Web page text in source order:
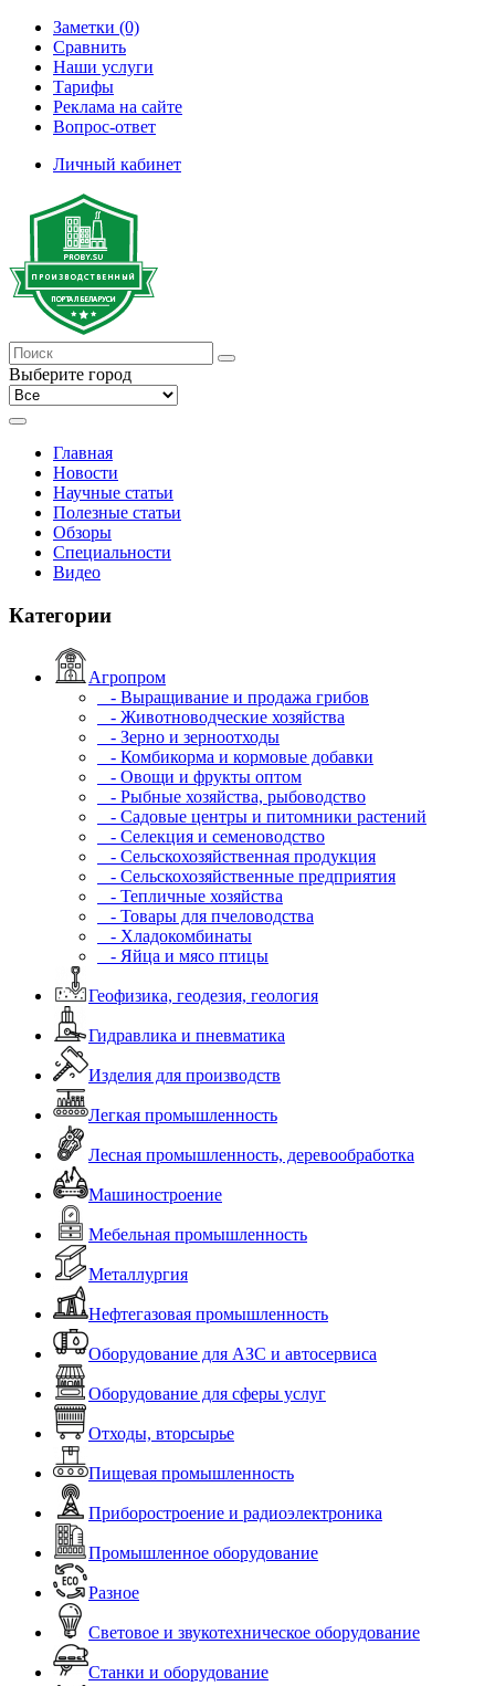
Заметки (0)
Сравнить
Наши услуги
Тарифы
Реклама на сайте
Вопрос-ответ
Личный кабинет
Выберите город
Главная
Новости
Научные статьи
Полезные статьи
Обзоры
Специальности
Видео
Категории
Агропром
- Выращивание и продажа грибов
- Животноводческие хозяйства
- Зерно и зерноотходы
- Комбикорма и кормовые добавки
- Овощи и фрукты оптом
- Рыбные хозяйства, рыбоводство
- Садовые центры и питомники растений
- Селекция и семеноводство
- Сельскохозяйственная продукция
- Сельскохозяйственные предприятия
- Тепличные хозяйства
- Товары для пчеловодства
- Хладокомбинаты
- Яйца и мясо птицы
Геофизика, геодезия, геология
Гидравлика и пневматика
Изделия для производств
Легкая промышленность
Лесная промышленность, деревообработка
Машиностроение
Мебельная промышленность
Металлургия
Нефтегазовая промышленность
Оборудование для АЗС и автосервиса
Оборудование для сферы услуг
Отходы, вторсырье
Пищевая промышленность
Приборостроение и радиоэлектроника
Промышленное оборудование
Разное
Световое и звукотехническое оборудование
Станки и оборудование